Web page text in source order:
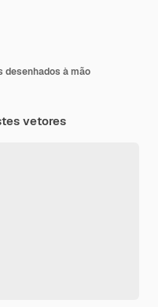
desenhados à mão
vetores